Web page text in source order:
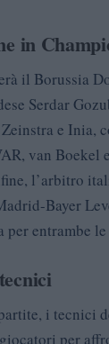
in
il Borussia
Serdar
e Inia,
van Boekel
l’arbitro
Bayer
per entrambe
i tecnici
per